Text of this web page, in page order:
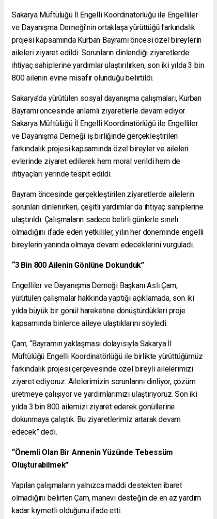
Sakarya Müftülüğü İl Engelli Koordinatörlüğü ile Engelliler
ve Dayanışma Derneği’nin ortaklaşa yürüttüğü farkındalık
projesi kapsamında Kurban Bayramı öncesi özel bireylerin
aileleri ziyaret edildi. Sorunların dinlendiği ziyaretlerde
ihtiyaç sahiplerine yardımlar ulaştırılırken, son iki yılda 3 bin
800 ailenin evine misafir olunduğu belirtildi.
Sakarya’da yürütülen sosyal dayanışma çalışmaları, Kurban
Bayramı öncesinde anlamlı ziyaretlerle devam ediyor.
Sakarya Müftülüğü İl Engelli Koordinatörlüğü ile Engelliler
ve Dayanışma Derneği iş birliğinde gerçekleştirilen
farkındalık projesi kapsamında özel bireyler ve aileleri
evlerinde ziyaret edilerek hem moral verildi hem de
ihtiyaçları yerinde tespit edildi.
Bayram öncesinde gerçekleştirilen ziyaretlerde ailelerin
sorunları dinlenirken, çeşitli yardımlar da ihtiyaç sahiplerine
ulaştırıldı. Çalışmaların sadece belirli günlerle sınırlı
olmadığını ifade eden yetkililer, yılın her döneminde engelli
bireylerin yanında olmaya devam edeceklerini vurguladı.
“3 Bin 800 Ailenin Gönlüne Dokunduk”
Engelliler ve Dayanışma Derneği Başkanı Aslı Çam,
yürütülen çalışmalar hakkında yaptığı açıklamada, son iki
yılda büyük bir gönül hareketine dönüştürdükleri proje
kapsamında binlerce aileye ulaştıklarını söyledi.
Çam, “Bayramın yaklaşması dolayısıyla Sakarya İl
Müftülüğü Engelli Koordinatörlüğü ile birlikte yürüttüğümüz
farkındalık projesi çerçevesinde özel bireyli ailelerimizi
ziyaret ediyoruz. Ailelerimizin sorunlarını dinliyor, çözüm
üretmeye çalışıyor ve yardımlarımızı ulaştırıyoruz. Son iki
yılda 3 bin 800 ailemizi ziyaret ederek gönüllerine
dokunmaya çalıştık. Bu ziyaretlerimiz artarak devam
edecek” dedi.
“Önemli Olan Bir Annenin Yüzünde Tebessüm
Oluşturabilmek”
Yapılan çalışmaların yalnızca maddi destekten ibaret
olmadığını belirten Çam, manevi desteğin de en az yardım
kadar kıymetli olduğunu ifade etti.